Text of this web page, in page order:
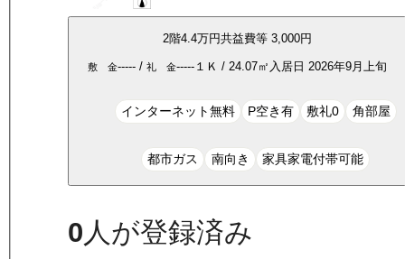
2階4.4万円共益費等3,000円
敷 金----- /礼 金----- １Ｋ /24.07㎡ 入居日2026年9月上旬
インターネット無料 P空き有 敷礼0 角部屋
都市ガス 南向き 家具家電付帯可能
0人が登録済み